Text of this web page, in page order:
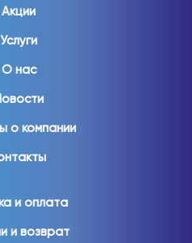
Акции
Услуги
О нас
о компании
и оплата
и возврат